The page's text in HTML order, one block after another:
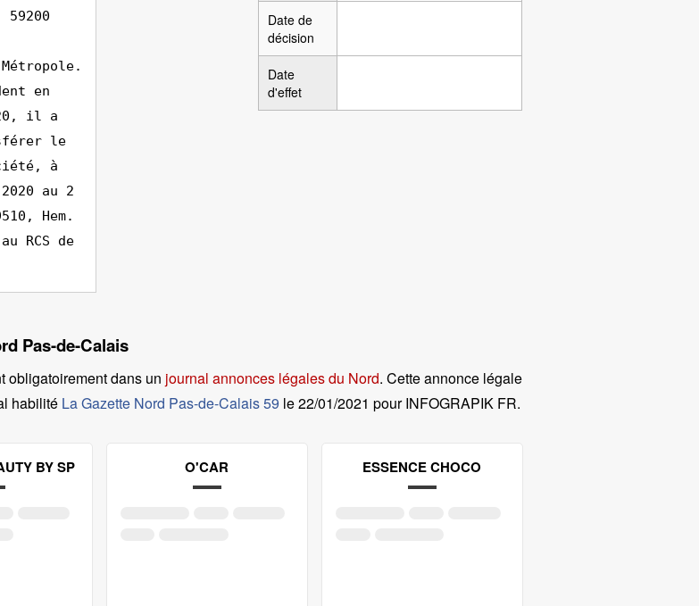
en
il a
le
à
au 2
Hem.
RCS de
Date de
décision
Date
d'effet
Pas-de-Calais
obligatoirement dans un journal annonces légales du Nord. Cette annonce légale
habilité La Gazette Nord Pas-de-Calais 59 le22/01/2021 pour INFOGRAPIK FR.
BY SP O'CAR ESSENCE CHOCO